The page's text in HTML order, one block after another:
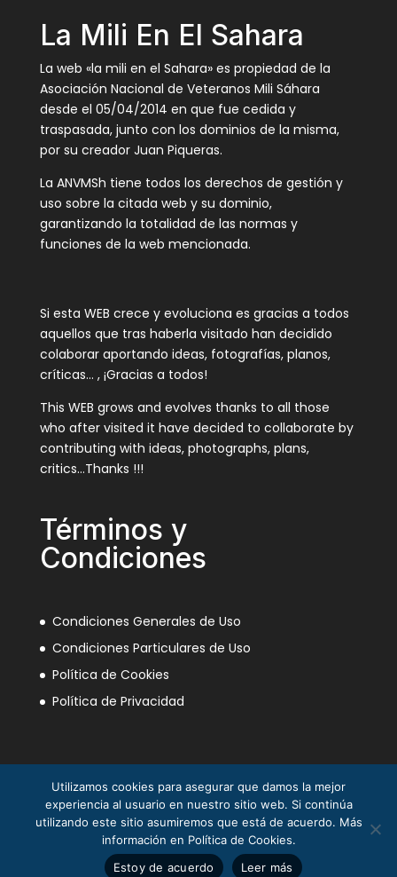
La Mili En El Sahara
La web «la mili en el Sahara» es propiedad de la
Asociación Nacional de Veteranos Mili Sáhara
desde el 05/04/2014 en que fue cedida y
traspasada, junto con los dominios de la misma,
por su creador Juan Piqueras.
La ANVMSh tiene todos los derechos de gestión y
uso sobre la citada web y su dominio,
garantizando la totalidad de las normas y
funciones de la web mencionada.
Si esta WEB crece y evoluciona es gracias a todos
aquellos que tras haberla visitado han decidido
colaborar aportando ideas, fotografías, planos,
críticas… , ¡Gracias a todos!
This WEB grows and evolves thanks to all those
who after visited it have decided to collaborate by
contributing with ideas, photographs, plans,
critics…Thanks !!!
Términos y
Condiciones
Condiciones Generales de Uso
Condiciones Particulares de Uso
Política de Cookies
Política de Privacidad
La Mili en el Sáhara ® Juan Piqueras 2003-2013
© Asociación Nacional Veteranos Mili Sáhara 2025
Utilizamos cookies para asegurar que damos la mejor
experiencia al usuario en nuestro sitio web. Si continúa
utilizando este sitio asumiremos que está de acuerdo. Más
información en Política de Cookies.
Estoy de acuerdo
Leer más